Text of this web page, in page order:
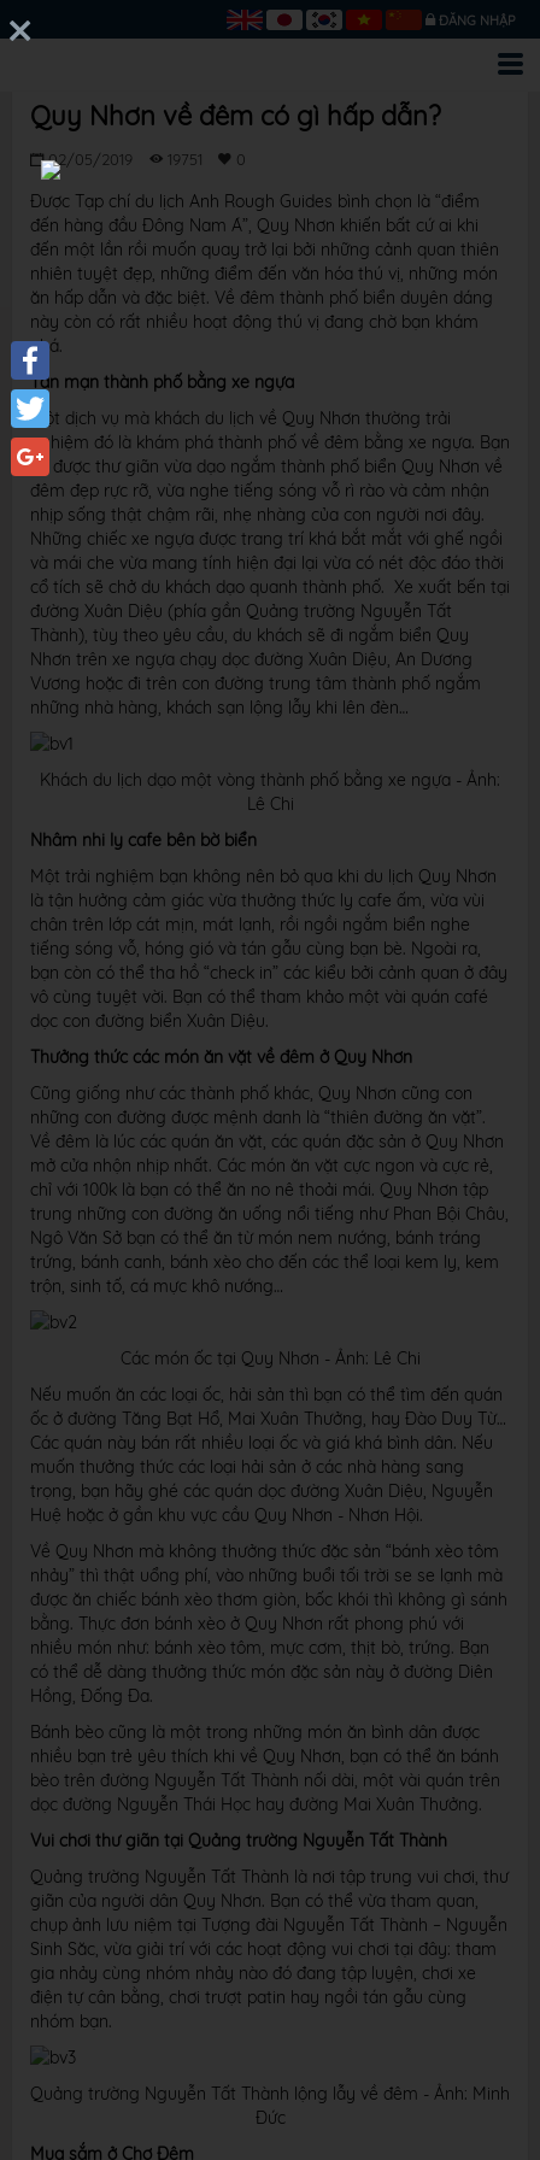
ĐĂNG NHẬP
Facebook
Twitter
Google+
Quy Nhơn về đêm có gì hấp dẫn?
02/05/2019 19751 0
Được Tạp chí du lịch Anh Rough Guides bình chọn là “điểm
đến hàng đầu Đông Nam Á”, Quy Nhơn khiến bất cứ ai khi
đến một lần rồi muốn quay trở lại bởi những cảnh quan thiên
nhiên tuyệt đẹp, những điểm đến văn hóa thú vị, những món
ăn hấp dẫn và đặc biệt. Về đêm thành phố biển duyên dáng
này còn có rất nhiều hoạt động thú vị đang chờ bạn khám
phá.
Tản mạn thành phố bằng xe ngựa
Một dịch vụ mà khách du lịch về Quy Nhơn thường trải
nghiệm đó là khám phá thành phố về đêm bằng xe ngựa. Bạn
sẽ được thư giãn vừa dạo ngắm thành phố biển Quy Nhơn về
đêm đẹp rực rỡ, vừa nghe tiếng sóng vỗ rì rào và cảm nhận
nhịp sống thật chậm rãi, nhẹ nhàng của con người nơi đây.
Những chiếc xe ngựa được trang trí khá bắt mắt với ghế ngồi
và mái che vừa mang tính hiện đại lại vừa có nét độc đáo thời
cổ tích sẽ chở du khách dạo quanh thành phố. Xe xuất bến tại
đường Xuân Diệu (phía gần Quảng trường Nguyễn Tất
Thành), tùy theo yêu cầu, du khách sẽ đi ngắm biển Quy
Nhơn trên xe ngựa chạy dọc đường Xuân Diệu, An Dương
Vương hoặc đi trên con đường trung tâm thành phố ngắm
những nhà hàng, khách sạn lộng lẫy khi lên đèn…
Khách du lịch dạo một vòng thành phố bằng xe ngựa - Ảnh:
Lê Chi
Nhâm nhi ly cafe bên bờ biển
Một trải nghiệm bạn không nên bỏ qua khi du lịch Quy Nhơn
là tận hưởng cảm giác vừa thưởng thức ly cafe ấm, vừa vùi
chân trên lớp cát mịn, mát lạnh, rồi ngồi ngắm biển nghe
tiếng sóng vỗ, hóng gió và tán gẫu cùng bạn bè. Ngoài ra,
bạn còn có thể tha hồ “check in” các kiểu bởi cảnh quan ở đây
vô cùng tuyệt vời. Bạn có thể tham khảo một vài quán café
dọc con đường biển Xuân Diệu.
Thưởng thức các món ăn vặt về đêm ở Quy Nhơn
Cũng giống như các thành phố khác, Quy Nhơn cũng con
những con đường được mệnh danh là “thiên đường ăn vặt”.
Về đêm là lúc các quán ăn vặt, các quán đặc sản ở Quy Nhơn
mở cửa nhộn nhịp nhất. Các món ăn vặt cực ngon và cực rẻ,
chỉ với 100k là bạn có thể ăn no nê thoải mái. Quy Nhơn tập
trung những con đường ăn uống nổi tiếng như Phan Bội Châu,
Ngô Văn Sở bạn có thể ăn từ món nem nướng, bánh tráng
trứng, bánh canh, bánh xèo cho đến các thể loại kem ly, kem
trộn, sinh tố, cá mực khô nướng…
Các món ốc tại Quy Nhơn - Ảnh: Lê Chi
Nếu muốn ăn các loại ốc, hải sản thì bạn có thể tìm đến quán
ốc ở đường Tăng Bạt Hổ, Mai Xuân Thưởng, hay Đào Duy Từ…
Các quán này bán rất nhiều loại ốc và giá khá bình dân. Nếu
muốn thưởng thức các loại hải sản ở các nhà hàng sang
trọng, bạn hãy ghé các quán dọc đường Xuân Diệu, Nguyễn
Huệ hoặc ở gần khu vực cầu Quy Nhơn - Nhơn Hội.
Về Quy Nhơn mà không thưởng thức đặc sản “bánh xèo tôm
nhảy” thì thật uổng phí, vào những buổi tối trời se se lạnh mà
được ăn chiếc bánh xèo thơm giòn, bốc khói thì không gì sánh
bằng. Thực đơn bánh xèo ở Quy Nhơn rất phong phú với
nhiều món như: bánh xèo tôm, mực cơm, thịt bò, trứng. Bạn
có thể dễ dàng thưởng thức món đặc sản này ở đường Diên
Hồng, Đống Đa.
Bánh bèo cũng là một trong những món ăn bình dân được
nhiều bạn trẻ yêu thích khi về Quy Nhơn, bạn có thể ăn bánh
bèo trên đường Nguyễn Tất Thành nối dài, một vài quán trên
dọc đường Nguyễn Thái Học hay đường Mai Xuân Thưởng.
Vui chơi thư giãn tại Quảng trường Nguyễn Tất Thành
Quảng trường Nguyễn Tất Thành là nơi tập trung vui chơi, thư
giãn của người dân Quy Nhơn. Bạn có thể vừa tham quan,
chụp ảnh lưu niệm tại Tượng đài Nguyễn Tất Thành – Nguyễn
Sinh Săc, vừa giải trí với các hoạt động vui chơi tại đây: tham
gia nhảy cùng nhóm nhảy nào đó đang tập luyện, chơi xe
điện tự cân bằng, chơi trượt patin hay ngồi tán gẫu cùng
nhóm bạn.
Quảng trường Nguyễn Tất Thành lộng lẫy về đêm - Ảnh: Minh
Đức
Mua sắm ở Chợ Đêm